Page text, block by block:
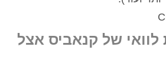
לוואי של קנאביס אצל